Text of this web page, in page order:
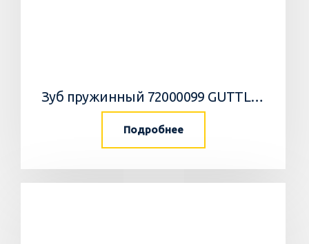
Зуб пружинный 72000099 GUTTLER
Подробнее